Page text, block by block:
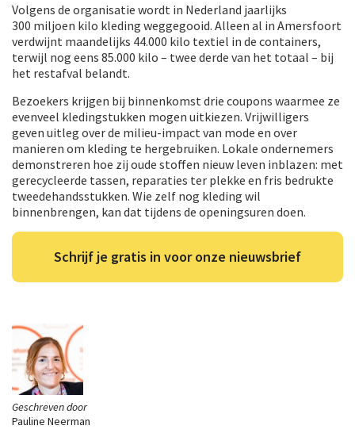
Geschreven door
Pauline Neerman
Volgens de organisatie wordt in Nederland jaarlijks
300 miljoen kilo kleding weggegooid. Alleen al in Amersfoort
verdwijnt maandelijks 44.000 kilo textiel in de containers,
terwijl nog eens 85.000 kilo – twee derde van het totaal – bij
het restafval belandt.
Bezoekers krijgen bij binnenkomst drie coupons waarmee ze
evenveel kledingstukken mogen uitkiezen. Vrijwilligers
geven uitleg over de milieu-impact van mode en over
manieren om kleding te hergebruiken. Lokale ondernemers
demonstreren hoe zij oude stoffen nieuw leven inblazen: met
gerecycleerde tassen, reparaties ter plekke en fris bedrukte
tweedehandsstukken. Wie zelf nog kleding wil
binnenbrengen, kan dat tijdens de openingsuren doen.
Schrijf je gratis in voor onze nieuwsbrief